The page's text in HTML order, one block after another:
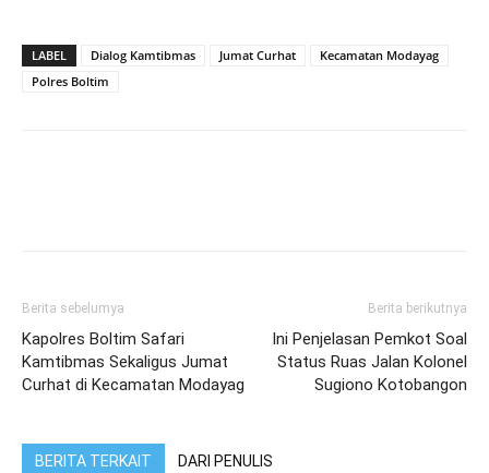
LABEL Dialog Kamtibmas Jumat Curhat
Kecamatan Modayag
Polres Boltim
Berita sebelumya
Kapolres Boltim Safari
Kamtibmas Sekaligus Jumat
Curhat di Kecamatan Modayag
Berita berikutnya
Ini Penjelasan Pemkot Soal
Status Ruas Jalan Kolonel
Sugiono Kotobangon
BERITA TERKAIT DARI PENULIS